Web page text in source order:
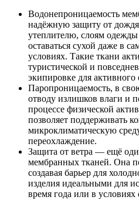
Водонепроницаемость
надёжную защиту от
утеплителю, слоям
оставаться сухой даже в
условиях. Такие ткани
туристической и
экипировке для активного
Паропроницаемость, в
отводу излишков влаги и
процессе физической
позволяет поддерживать
микроклиматическую
переохлаждение.
Защита от ветра — ещё
мембранных тканей. Она
создавая барьер для
изделия идеальными для
время года или в